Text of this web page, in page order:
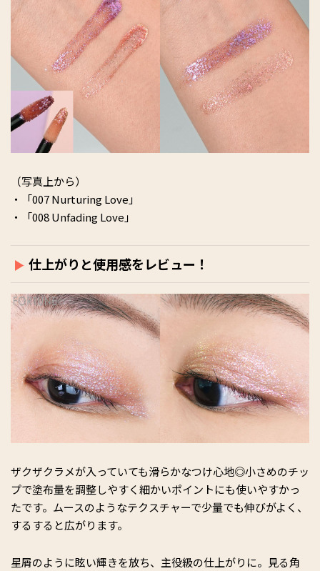
（写真上から）
・「007 Nurturing Love」
・「008 Unfading Love」
仕上がりと使用感をレビュー！
ザクザクラメが入っていても滑らかなつけ心地◎小さめのチッ
プで塗布量を調整しやすく細かいポイントにも使いやすかっ
たです。ムースのようなテクスチャーで少量でも伸びがよく、
するすると広がります。
星屑のように眩い輝きを放ち、主役級の仕上がりに。見る角